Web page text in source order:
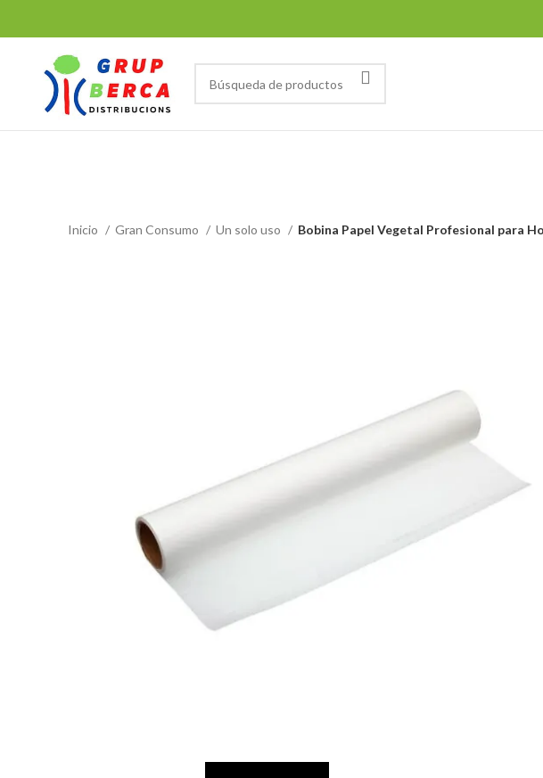
Inicio Gran Consumo Un solo uso Bobina Papel Vegetal Profesional para